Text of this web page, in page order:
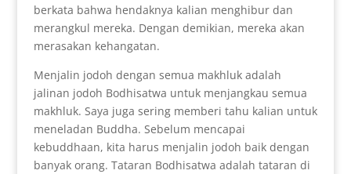
berkata bahwa hendaknya kalian menghibur dan
merangkul mereka. Dengan demikian, mereka akan
merasakan kehangatan.
Menjalin jodoh dengan semua makhluk adalah
jalinan jodoh Bodhisatwa untuk menjangkau semua
makhluk. Saya juga sering memberi tahu kalian untuk
meneladan Buddha. Sebelum mencapai
kebuddhaan, kita harus menjalin jodoh baik dengan
banyak orang. Tataran Bodhisatwa adalah tataran di